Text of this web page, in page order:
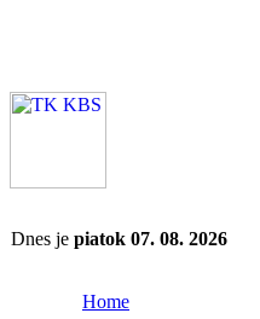
Dnes je piatok 07. 08. 2026
Home